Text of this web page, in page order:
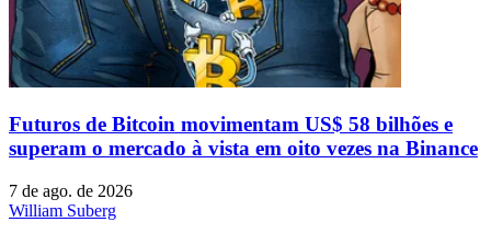
Futuros de Bitcoin movimentam US$ 58 bilhões e
superam o mercado à vista em oito vezes na Binance
7 de ago. de 2026
William Suberg